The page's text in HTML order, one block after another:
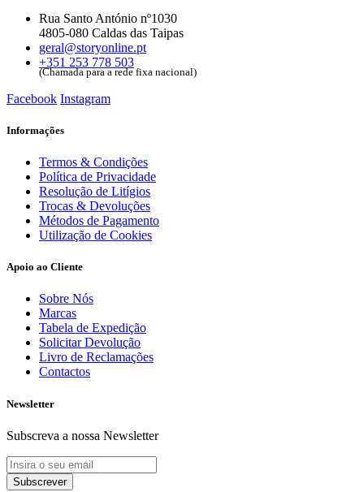
Rua Santo António nº1030
4805-080 Caldas das Taipas
geral@storyonline.pt
+351 253 778 503
(Chamada para a rede fixa nacional)
Facebook Instagram
Informações
Termos & Condições
Política de Privacidade
Resolução de Litígios
Trocas & Devoluções
Métodos de Pagamento
Utilização de Cookies
Apoio ao Cliente
Sobre Nós
Marcas
Tabela de Expedição
Solicitar Devolução
Livro de Reclamações
Contactos
Newsletter
Subscreva a nossa Newsletter
Subscrever